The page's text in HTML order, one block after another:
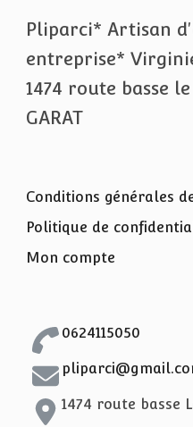
Pliparci* Artisan
entreprise*
1474 route basse
GARAT
Conditions générales
Politique de
Mon compte
0624115050
1474 route basse